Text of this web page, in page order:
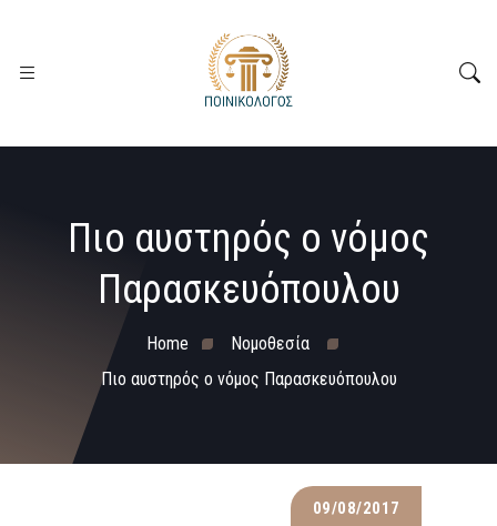
Πιο αυστηρός ο νόμος
Παρασκευόπουλου
Home
Νομοθεσία
Πιο αυστηρός ο νόμος Παρασκευόπουλου
09/08/2017